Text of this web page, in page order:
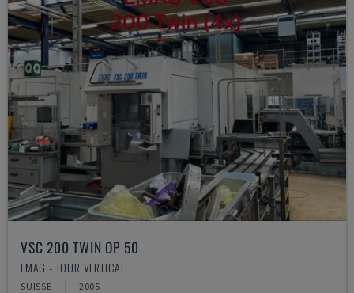
VSC 200 TWIN OP 50
EMAG - TOUR VERTICAL
SUISSE 2005